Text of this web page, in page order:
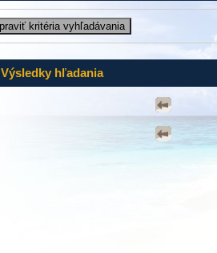
Výsledky hľadania